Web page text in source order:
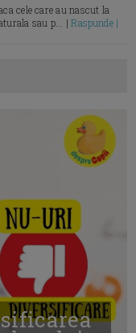
cele care au nascut la
sau p... |Raspunde |